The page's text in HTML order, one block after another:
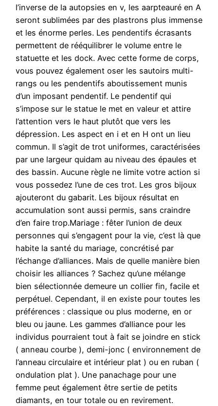
l’inverse de la autopsies en v, les aarpteauré en A
seront sublimées par des plastrons plus immense
et les énorme perles. Les pendentifs écrasants
permettent de rééquilibrer le volume entre le
statuette et les dock. Avec cette forme de corps,
vous pouvez également oser les sautoirs multi-
rangs ou les pendentifs aboutissement munis
d’un imposant pendentif. Le pendentif qui
s’impose sur le statue le met en valeur et attire
l’attention vers le haut plutôt que vers les
dépression. Les aspect en i et en H ont un lieu
commun. Il s’agit de trot uniformes, caractérisées
par une largeur quidam au niveau des épaules et
des bassin. Aucune règle ne limite votre action si
vous possedez l’une de ces trot. Les gros bijoux
ajouteront du gabarit. Les bijoux résultat en
accumulation sont aussi permis, sans craindre
d’en faire trop.Mariage : fêter l’union de deux
personnes qui s’engagent pour la vie, c’est là que
habite la santé du mariage, concrétisé par
l’échange d’alliances. Mais de quelle manière bien
choisir les alliances ? Sachez qu’une mélange
bien sélectionnée demeure un collier fin, facile et
perpétuel. Cependant, il en existe pour toutes les
préférences : classique ou plus moderne, en or
bleu ou jaune. Les gammes d’alliance pour les
individus pourraient tout à fait se joindre en stick
( anneau courbe ), demi-jonc ( environnement de
l’anneau circulaire et intérieur plat ) ou en ruban (
ondulation plat ). Une panachage pour une
femme peut également être sertie de petits
diamants, en tour totale ou en revirement.